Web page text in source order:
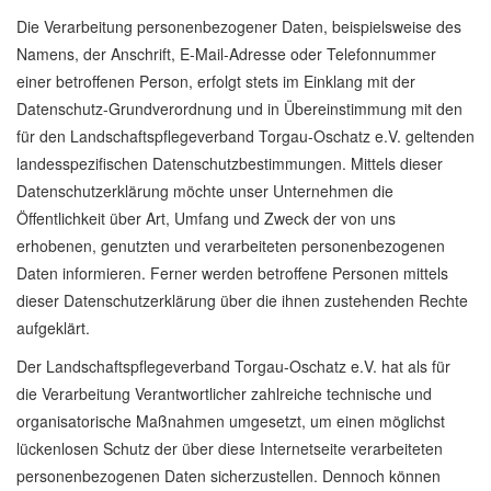
Die Verarbeitung personenbezogener Daten, beispielsweise des
Namens, der Anschrift, E-Mail-Adresse oder Telefonnummer
einer betroffenen Person, erfolgt stets im Einklang mit der
Datenschutz-Grundverordnung und in Übereinstimmung mit den
für den Landschaftspflegeverband Torgau-Oschatz e.V. geltenden
landesspezifischen Datenschutzbestimmungen. Mittels dieser
Datenschutzerklärung möchte unser Unternehmen die
Öffentlichkeit über Art, Umfang und Zweck der von uns
erhobenen, genutzten und verarbeiteten personenbezogenen
Daten informieren. Ferner werden betroffene Personen mittels
dieser Datenschutzerklärung über die ihnen zustehenden Rechte
aufgeklärt.
Der Landschaftspflegeverband Torgau-Oschatz e.V. hat als für
die Verarbeitung Verantwortlicher zahlreiche technische und
organisatorische Maßnahmen umgesetzt, um einen möglichst
lückenlosen Schutz der über diese Internetseite verarbeiteten
personenbezogenen Daten sicherzustellen. Dennoch können